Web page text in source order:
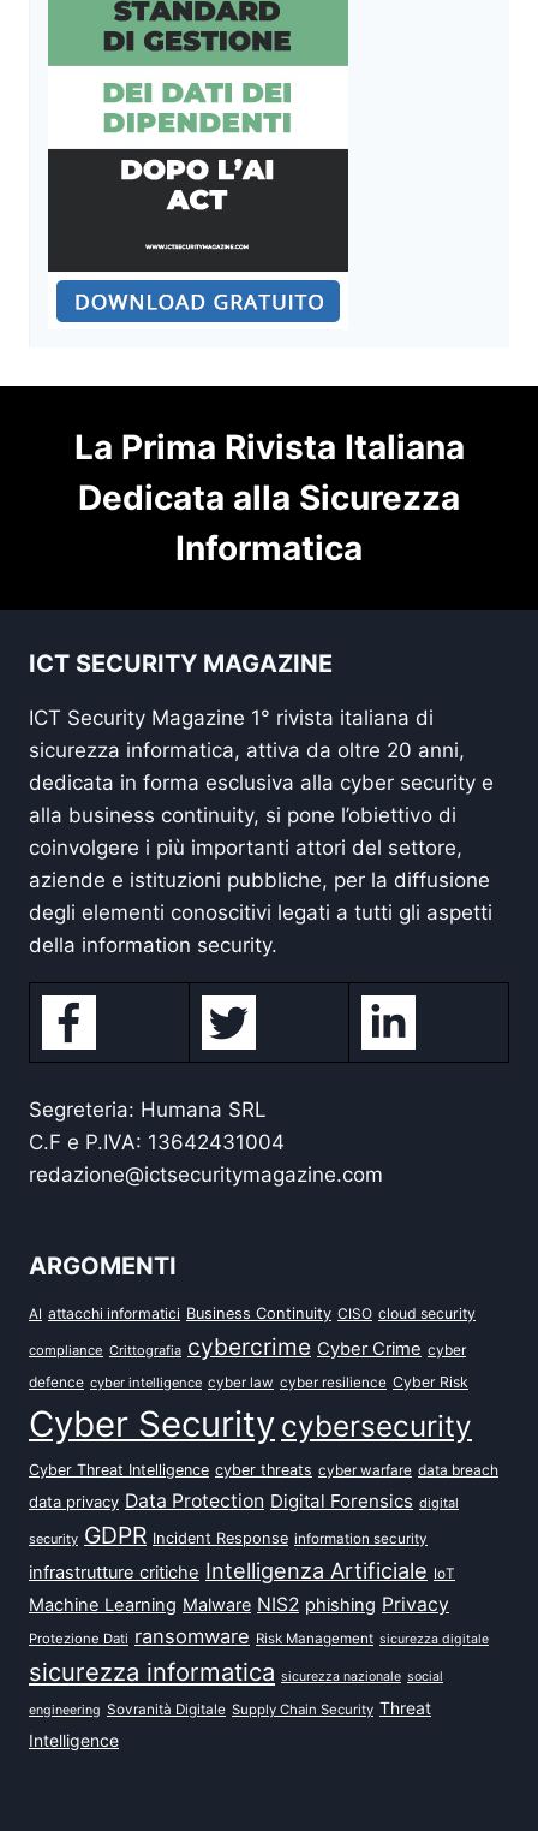
La Prima Rivista Italiana
Dedicata alla Sicurezza
Informatica
ICT SECURITY MAGAZINE
ICT Security Magazine 1° rivista italiana di
sicurezza informatica, attiva da oltre 20 anni,
dedicata in forma esclusiva alla cyber security e
alla business continuity, si pone l’obiettivo di
coinvolgere i più importanti attori del settore,
aziende e istituzioni pubbliche, per la diffusione
degli elementi conoscitivi legati a tutti gli aspetti
della information security.
Segreteria: Humana SRL
C.F e P.IVA: 13642431004
redazione@ictsecuritymagazine.com
ARGOMENTI
AI attacchi informatici Business Continuity CISO cloud security
compliance Crittografia cybercrime Cyber Crime cyber
defence cyber intelligence cyber law cyber resilience Cyber Risk
Cyber Security cybersecurity
Cyber Threat Intelligence cyber threats cyber warfare data breach
data privacy Data Protection Digital Forensics digital
security GDPR Incident Response information security
infrastrutture critiche Intelligenza Artificiale IoT
Machine Learning Malware NIS2 phishing Privacy
Protezione Dati ransomware Risk Management sicurezza digitale
sicurezza informatica sicurezza nazionale social
engineering Sovranità Digitale Supply Chain Security Threat
Intelligence